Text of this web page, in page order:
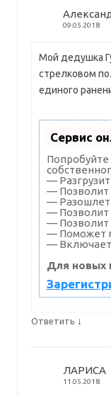
09.05.2018
Мой дедушка
стрелковом
единого
Сервис
—
— Позволит
— Разошлет
— Позволит
— Позволит
— Поможет
— Включает
Для новых
Ответить ↓
ЛАРИСА
11.05.2018